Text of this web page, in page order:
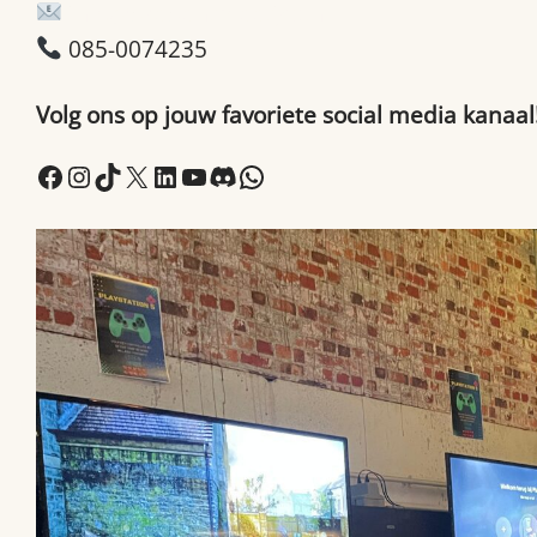
085-0074235
Volg ons op jouw favoriete social media
Facebook
Instagram
TikTok
X LinkedIn
YouTube
Discord
WhatsApp